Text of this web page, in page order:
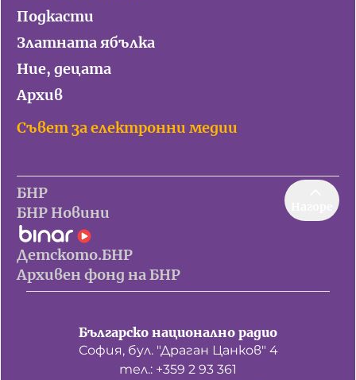
Подкасти
Златната ябълка
Ние, децата
Архив
Съвет за електронни медии
БНР
БНР Новини
Детското.БНР
Архивен фонд на БНР
Българско национално радио
София, бул. "Драган Цанков" 4
тел.: +359 2 93 361